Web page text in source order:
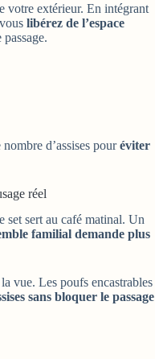
votre extérieur. En intégrant
libérez de l’espace
d’assises pouréviter
réel
set sert au café matinal. Un
familial demande plus
vue. Les poufs encastrables
sans bloquer le passage